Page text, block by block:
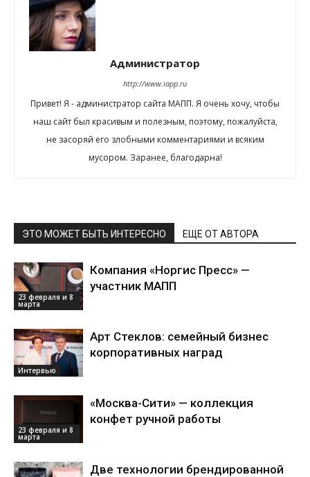
Администратор
http://www.iapp.ru
Привет! Я - администратор сайта МАПП. Я очень хочу, чтобы
наш сайт был красивым и полезным, поэтому, пожалуйста,
не засоряй его злобными комментариями и всяким
мусором. Заранее, благодарна!
ЭТО МОЖЕТ БЫТЬ ИНТЕРЕСНО ЕЩЕ ОТ АВТОРА
23 февраля и 8
марта
Компания «Норгис Пресс» —
участник МАПП
Интервью
Арт Стеклов: семейный бизнес
корпоративных наград
23 февраля и 8
марта
«Москва-Сити» — коллекция
конфет ручной работы
Две технологии брендированной